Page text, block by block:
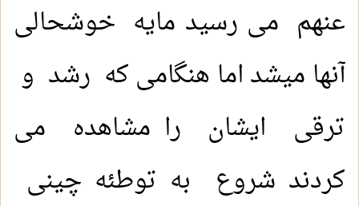
عنهم می رسید مایه خوشحالی
آنها میشد اما هنگامی که رشد و
ترقی ایشان را مشاهده می
کردند شروع به توطئه چینی